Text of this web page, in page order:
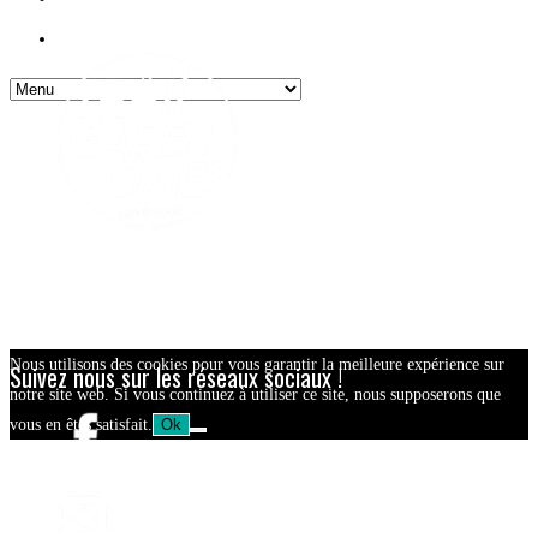
Suivez nous sur les réseaux sociaux !
Nous utilisons des cookies pour vous garantir la meilleure expérience sur
notre site web. Si vous continuez à utiliser ce site, nous supposerons que
vous en êtes satisfait.
Ok